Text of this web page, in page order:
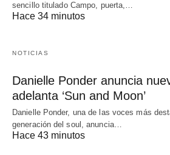
sencillo titulado Campo, puerta,…
Hace 34 minutos
NOTICIAS
Danielle Ponder anuncia
adelanta ‘Sun and Moon’
Danielle Ponder, una de las voces más
generación del soul, anuncia…
Hace 43 minutos